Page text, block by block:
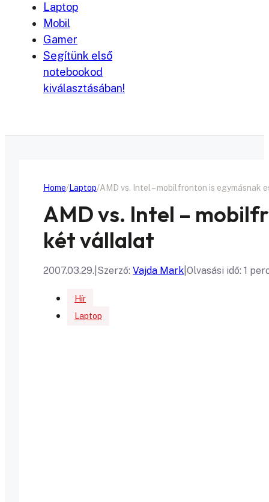
Laptop
Mobil
Gamer
Segítünk első
notebookod
kiválasztásában!
Home Laptop AMD vs. Intel – mobilfronton is egymásnak
AMD vs. Intel –
két vállalat
2007.03.29. Szerző: Vajda Mark Olvasási idő: 1
Hír
Laptop